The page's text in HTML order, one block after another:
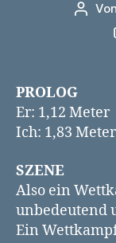
Von
PROLOG
Er: 1,12 Meter
Ich: 1,83 Meter
SZENE
Also ein
unbedeutend
Ein